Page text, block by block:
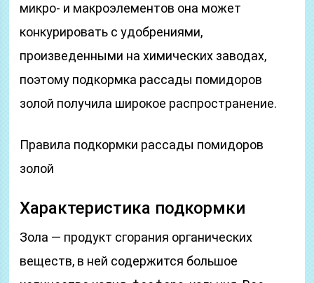
микро- и макроэлементов она может
конкурировать с удобрениями,
произведенными на химических заводах,
поэтому подкормка рассады помидоров
золой получила широкое распространение.
Правила подкормки рассады помидоров
золой
Характеристика подкормки
Зола — продукт сгорания органических
веществ, в ней содержится большое